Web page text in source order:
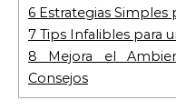
6 Estrategias Simples
7 Tips Infalibles para
8 Mejora el
Consejos